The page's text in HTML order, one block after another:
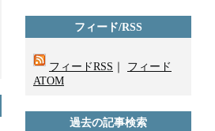
フィード/RSS
フィードRSS ｜ フィード
ATOM
過去の記事検索